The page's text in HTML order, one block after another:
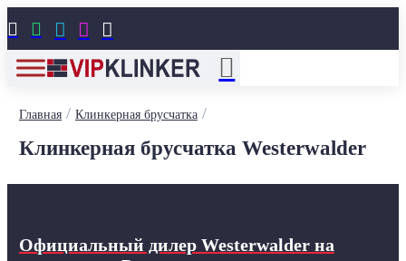
    
Главная/ Клинкерная брусчатка/
Клинкерная брусчатка Westerwalder
Официальный дилер Westerwalderна